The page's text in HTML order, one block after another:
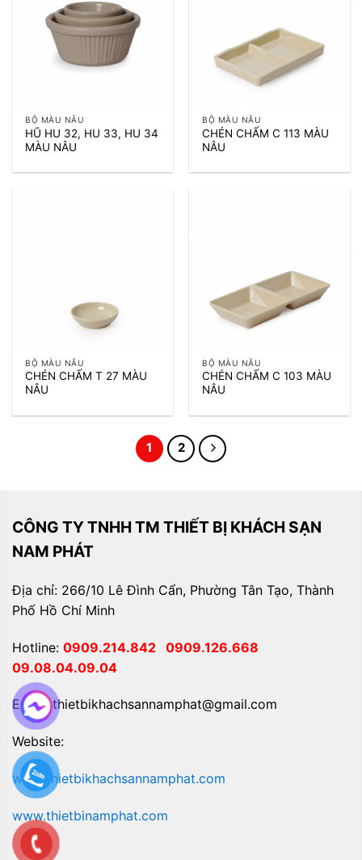
BỘ MÀU NÂU
HŨ HU 32, HU 33, HU 34
MÀU NÂU
BỘ MÀU NÂU
CHÉN CHẤM C 113 MÀU
NÂU
BỘ MÀU NÂU
CHÉN CHẤM T 27 MÀU
NÂU
BỘ MÀU NÂU
CHÉN CHẤM C 103 MÀU
NÂU
1 2
CÔNG TY TNHH TM THIẾT BỊ KHÁCH SẠN
NAM PHÁT
Địa chỉ: 266/10 Lê Đình Cẩn, Phường Tân Tạo, Thành
Phố Hồ Chí Minh
Hotline: 0909.214.842 0909.126.668
09.08.04.09.04
Email: thietbikhachsannamphat@gmail.com
Website:
www.thietbikhachsannamphat.com
www.thietbinamphat.com